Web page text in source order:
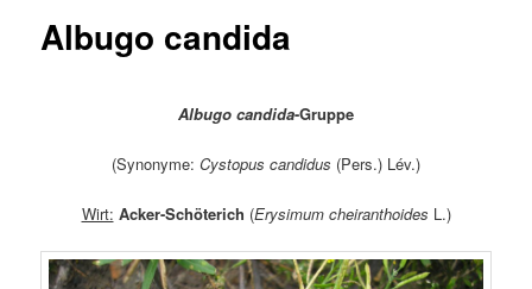
Albugo candida
Albugo candida-Gruppe
(Synonyme: Cystopus candidus (Pers.) Lév.)
Wirt: Acker-Schöterich (Erysimum cheiranthoides L.)